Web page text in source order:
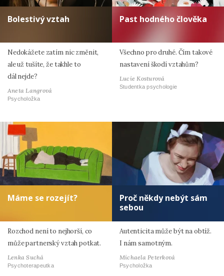
Bolestivý vztah
Nedokážete zatím nic změnit,
ale už tušíte, že takhle to
dál nejde?
Aneta Langrová
Psycholožka
Past hodného člověka
Všechno pro druhé. Čím takové
nastavení škodí vztahům?
Lucie Kosturová
Studentka psychologie
Máme se rozejít?
Rozchod není to nejhorší, co
může partnerský vztah potkat.
Lenka Suchá
Psychoterapeutka
Proč někdy nebýt sám
sebou
Autenticita může být na obtíž.
I nám samotným.
Michaela Peterková
Psycholožka